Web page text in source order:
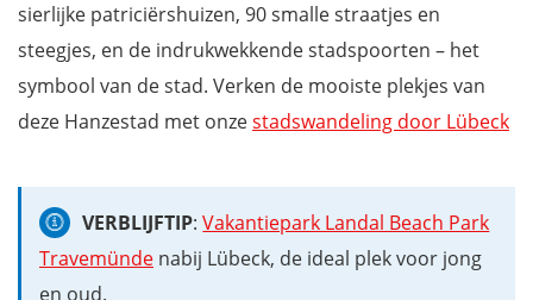
sierlijke patriciërshuizen, 90 smalle straatjes en
steegjes, en de indrukwekkende stadspoorten – het
symbool van de stad. Verken de mooiste plekjes van
deze Hanzestad met onzestadswandeling door Lübeck
VERBLIJFTIP:Vakantiepark Landal Beach Park
Travemünde nabij Lübeck, de ideal plek voor jong
en oud.